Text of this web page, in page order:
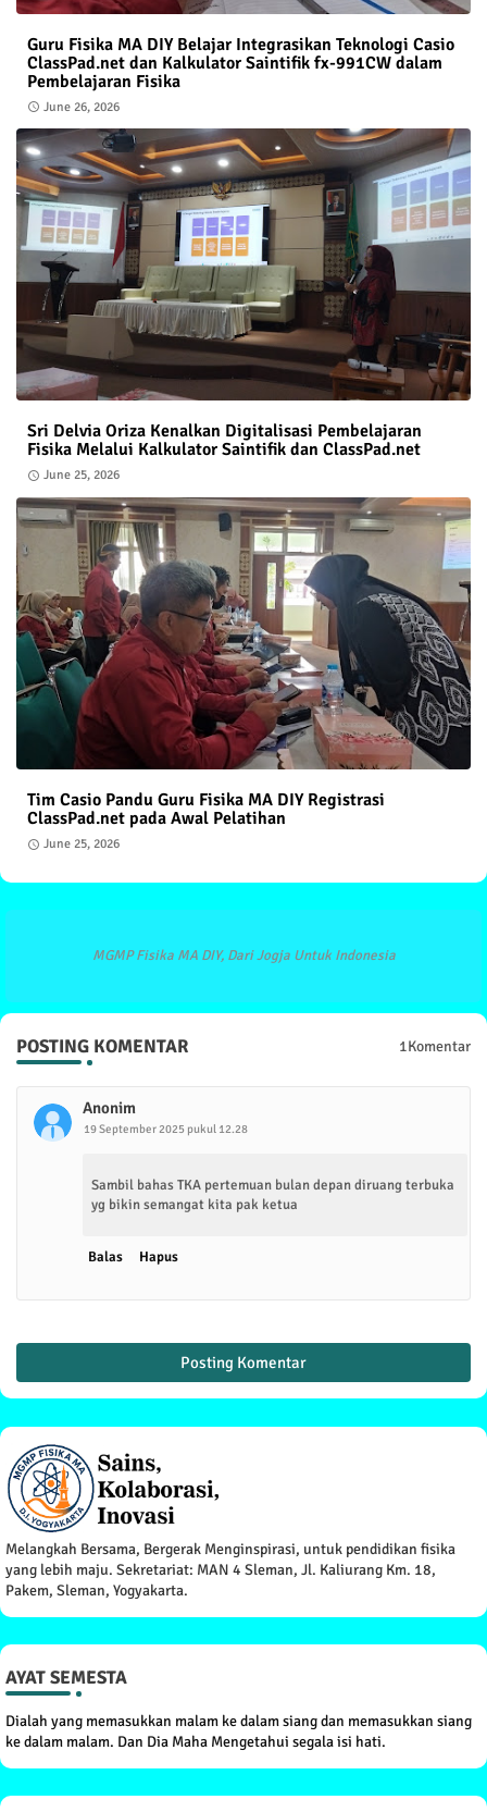
Guru Fisika MA DIY Belajar Integrasikan Teknologi Casio
ClassPad.net dan Kalkulator Saintifik fx-991CW dalam
Pembelajaran Fisika
June 26, 2026
Sri Delvia Oriza Kenalkan Digitalisasi Pembelajaran
Fisika Melalui Kalkulator Saintifik dan ClassPad.net
June 25, 2026
Tim Casio Pandu Guru Fisika MA DIY Registrasi
ClassPad.net pada Awal Pelatihan
June 25, 2026
MGMP Fisika MA DIY, Dari Jogja Untuk Indonesia
POSTING KOMENTAR 1Komentar
Anonim
19 September 2025 pukul 12.28
Sambil bahas TKA pertemuan bulan depan diruang terbuka
yg bikin semangat kita pak ketua
Balas Hapus
Posting Komentar
Melangkah Bersama, Bergerak Menginspirasi, untuk pendidikan fisika
yang lebih maju. Sekretariat: MAN 4 Sleman, Jl. Kaliurang Km. 18,
Pakem, Sleman, Yogyakarta.
AYAT SEMESTA
Dialah yang memasukkan malam ke dalam siang dan memasukkan siang
ke dalam malam. Dan Dia Maha Mengetahui segala isi hati.